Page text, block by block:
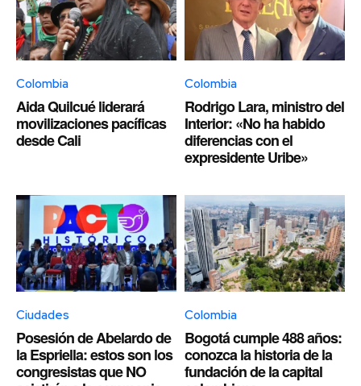
Colombia
Aida Quilcué liderará
movilizaciones pacíficas
desde Cali
Colombia
Rodrigo Lara, ministro del
Interior: «No ha habido
diferencias con el
expresidente Uribe»
Ciudades
Posesión de Abelardo de
la Espriella: estos son los
congresistas que NO
Colombia
Bogotá cumple 488 años:
conozca la historia de la
fundación de la capital